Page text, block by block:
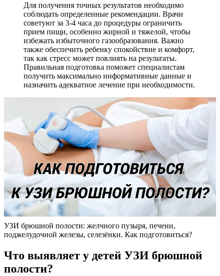
Для получения точных результатов необходимо
соблюдать определенные рекомендации. Врачи
советуют за 3-4 часа до процедуры ограничить
прием пищи, особенно жирной и тяжелой, чтобы
избежать избыточного газообразования. Важно
также обеспечить ребенку спокойствие и комфорт,
так как стресс может повлиять на результаты.
Правильная подготовка поможет специалистам
получить максимально информативные данные и
назначить адекватное лечение при необходимости.
УЗИ брюшной полости: желчного пузыря, печени,
поджелудочной железы, селезёнки. Как подготовиться?
Что выявляет у детей УЗИ брюшной
полости?